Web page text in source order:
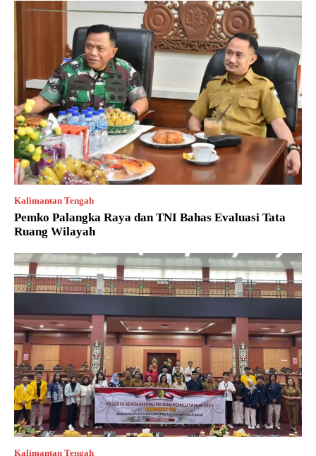
Kalimantan Tengah
Pemko Palangka Raya dan TNI Bahas Evaluasi Tata
Ruang Wilayah
Kalimantan Tengah